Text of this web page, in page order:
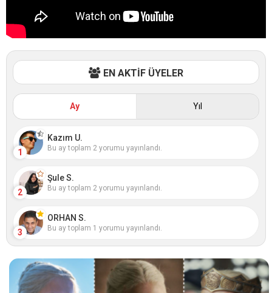
EN AKTİF ÜYELER
Ay Yıl
1
Kazım U.
Bu ay toplam 2 yorumu yayınlandı.
2
Şule S.
Bu ay toplam 2 yorumu yayınlandı.
3
ORHAN S.
Bu ay toplam 1 yorumu yayınlandı.